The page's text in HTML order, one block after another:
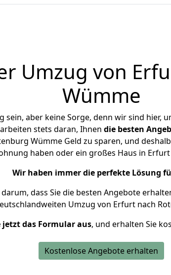
Umzug von
Wümme
aber keine Sorge, denn wir sind hier,
stets daran, Ihnen die besten
Wümme Geld zu sparen, und
haben oder ein großes Haus in
Wir haben immer die perfekte Lösung
dass Sie die besten Angebote
Umzug von Erfurt nach
jetzt das Formular aus, und erhalten Sie
Kostenlose Angebote erhalten